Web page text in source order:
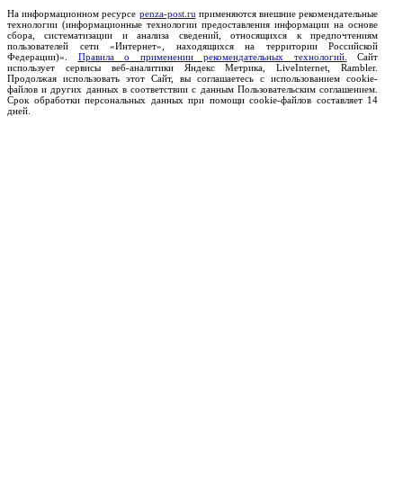
На информационном ресурсе penza-post.ru применяются внешние рекомендательные
технологии (информационные технологии предоставления информации на основе
сбора, систематизации и анализа сведений, относящихся к предпочтениям
пользователей сети «Интернет», находящихся на территории Российской
Федерации)». Правила о применении рекомендательных технологий.
Сайт
использует сервисы веб-аналитики Яндекс Метрика, LiveInternet, Rambler.
Продолжая использовать этот Сайт, вы соглашаетесь с использованием cookie-
файлов и других данных в соответствии с данным Пользовательским соглашением.
Срок обработки персональных данных при помощи cookie-файлов составляет 14
дней.